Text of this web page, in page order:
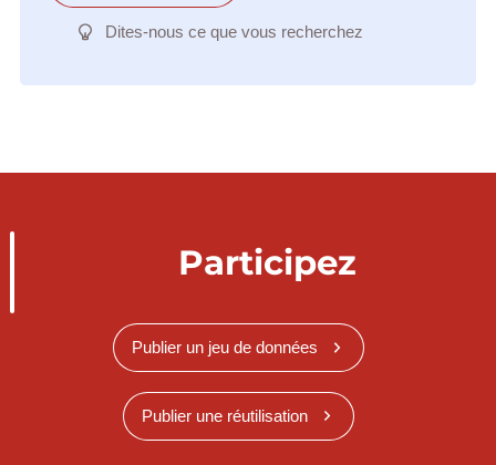
Dites-nous ce que vous recherchez
Participez
Publier un jeu de données
Publier une réutilisation